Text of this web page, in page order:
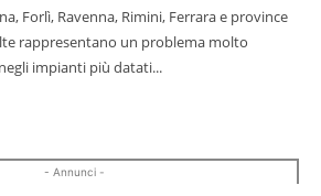
Forlì, Ravenna, Rimini, Ferrara e province
rappresentano un problema molto
impianti più datati...
- Annunci -